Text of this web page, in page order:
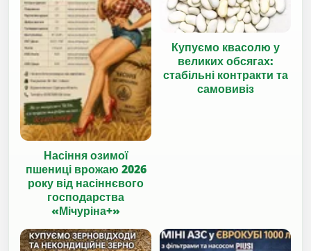
Насіння озимої
пшениці врожаю 2026
року від насіннєвого
господарства
«Мічуріна+»
Купуємо квасолю у
великих обсягах:
стабільні контракти та
самовивіз